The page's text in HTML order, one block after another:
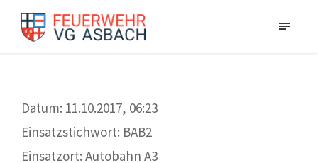
Datum: 11.10.2017, 06:23
Einsatzstichwort: BAB2
Einsatzort: Autobahn A3